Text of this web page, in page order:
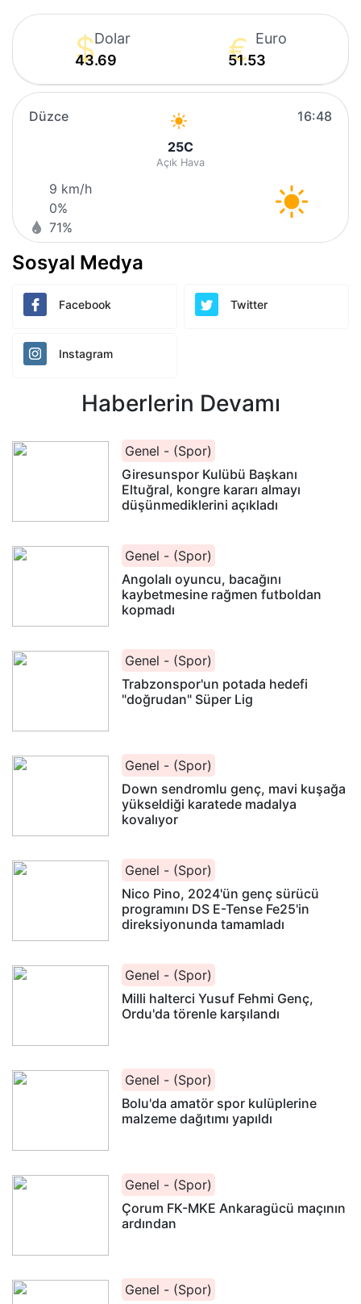
Dolar
43.69
Euro
51.53
Düzce
16:48
25C
Açık Hava
9 km/h
0%
71%
Sosyal Medya
Facebook Twitter
Instagram
Haberlerin Devamı
Genel - (Spor)
Giresunspor Kulübü Başkanı
Eltuğral, kongre kararı almayı
düşünmediklerini açıkladı
Genel - (Spor)
Angolalı oyuncu, bacağını
kaybetmesine rağmen futboldan
kopmadı
Genel - (Spor)
Trabzonspor'un potada hedefi
"doğrudan" Süper Lig
Genel - (Spor)
Down sendromlu genç, mavi kuşağa
yükseldiği karatede madalya
kovalıyor
Genel - (Spor)
Nico Pino, 2024'ün genç sürücü
programını DS E-Tense Fe25'in
direksiyonunda tamamladı
Genel - (Spor)
Milli halterci Yusuf Fehmi Genç,
Ordu'da törenle karşılandı
Genel - (Spor)
Bolu'da amatör spor kulüplerine
malzeme dağıtımı yapıldı
Genel - (Spor)
Çorum FK-MKE Ankaragücü maçının
ardından
Genel - (Spor)